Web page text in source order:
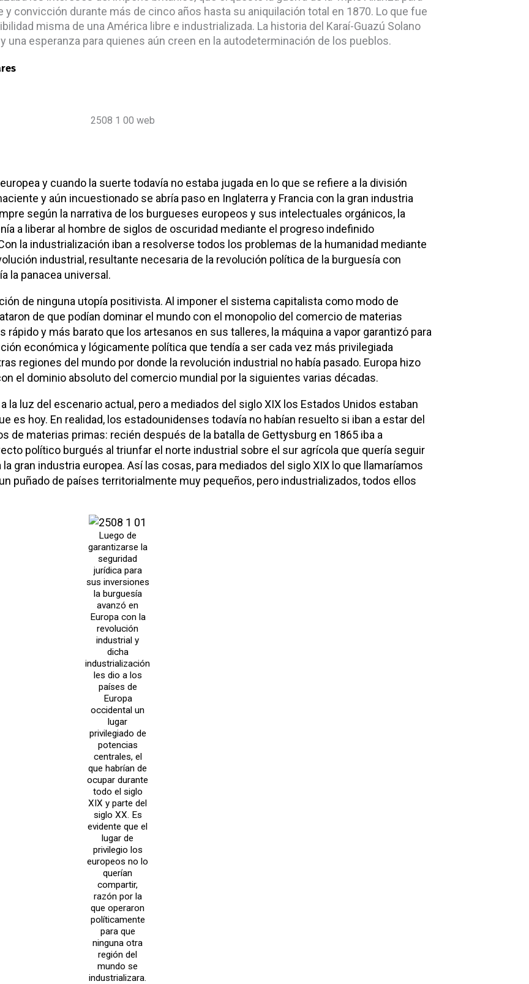
y convicción durante más de cinco años hasta su aniquilación total en 1870. Lo que fue
misma de una América libre e industrializada. La historia del Karaí-Guazú Solano
una esperanza para quienes aún creen en la autodeterminación de los pueblos.
y cuando la suerte todavía no estaba jugada en lo que se refiere a la división
y aún incuestionado se abría paso en Inglaterra y Francia con la gran industria
según la narrativa de los burgueses europeos y sus intelectuales orgánicos, la
a liberar al hombre de siglos de oscuridad mediante el progreso indefinido
la industrialización iban a resolverse todos los problemas de la humanidad mediante
industrial, resultante necesaria de la revolución política de la burguesía con
la panacea universal.
de ninguna utopía positivista. Al imponer el sistema capitalista como modo de
de que podían dominar el mundo con el monopolio del comercio de materias
y más barato que los artesanos en sus talleres, la máquina a vapor garantizó para
económica y lógicamente política que tendía a ser cada vez más privilegiada
regiones del mundo por donde la revolución industrial no había pasado. Europa hizo
el dominio absoluto del comercio mundial por la siguientes varias décadas.
la luz del escenario actual, pero a mediados del siglo XIX los Estados Unidos estaban
es hoy. En realidad, los estadounidenses todavía no habían resuelto si iban a estar del
de materias primas: recién después de la batalla de Gettysburg en 1865 iba a
político burgués al triunfar el norte industrial sobre el sur agrícola que quería seguir
gran industria europea. Así las cosas, para mediados del siglo XIX lo que llamaríamos
puñado de países territorialmente muy pequeños, pero industrializados, todos ellos
Luego de
garantizarse la
seguridad
jurídica para
sus inversiones
la burguesía
avanzó en
Europa con la
revolución
industrial y
dicha
industrialización
les dio a los
países de
Europa
occidental un
lugar
privilegiado de
potencias
centrales, el
que habrían de
ocupar durante
todo el siglo
XIX y parte del
siglo XX. Es
evidente que el
lugar de
privilegio los
europeos no lo
querían
compartir,
razón por la
que operaron
políticamente
para que
ninguna otra
región del
mundo se
industrializara.